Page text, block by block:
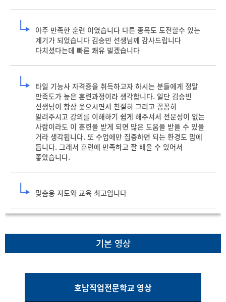
아주 만족한 훈련 이였습니다 다른 종목도 도전할수 있는
계기가 되었습니다 김승민 선생님께 감사드립니다
다치셨다는데 빠른 쾌유 빌겠습니다
타일 기능사 자격증을 취득하고자 하시는 분들에게 정말
만족도가 높은 훈련과정이라 생각합니다. 일단 김승빈
선생님이 항상 웃으시면서 친절히 그리고 꼼꼼히
알려주시고 강의를 이해하기 쉽게 해주셔서 전문성이 없는
사람이라도 이 훈련을 받게 되면 많은 도움을 받을 수 있을
거라 생각됩니다. 또 수업에만 집중하면 되는 환경도 맘에
듭니다. 그래서 훈련에 만족하고 잘 배울 수 있어서
좋았습니다.
맞춤용 지도와 교육 최고입니다
기본 영상
호남직업전문학교 영상